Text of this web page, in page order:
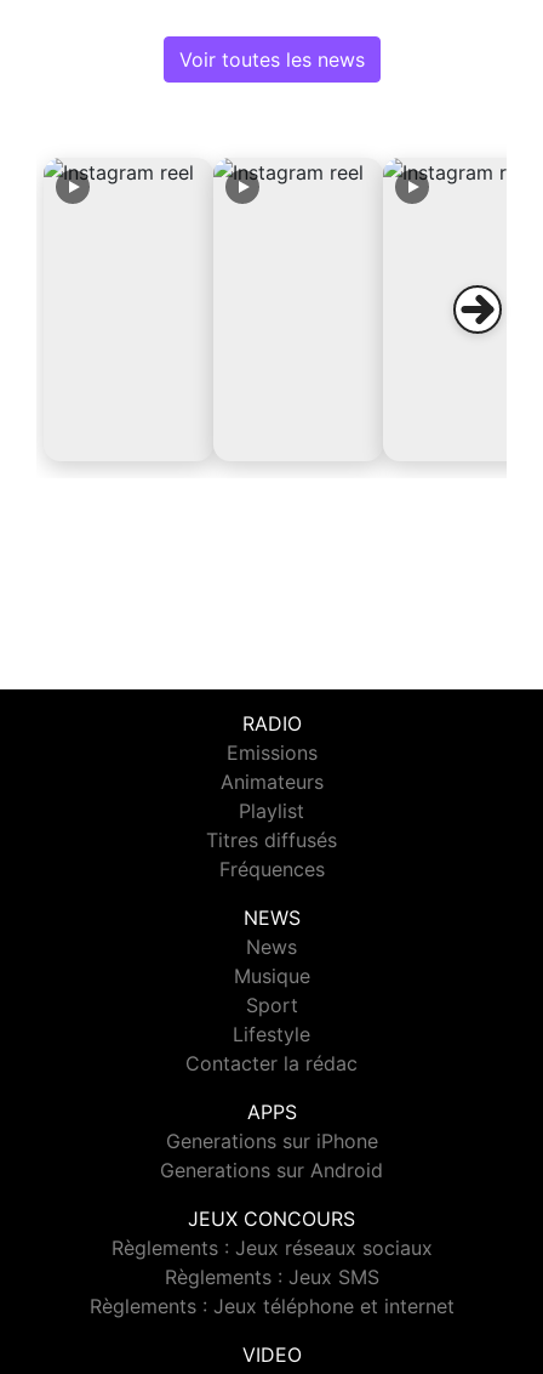
Voir toutes les news
RADIO
Emissions
Animateurs
Playlist
Titres diffusés
Fréquences
NEWS
News
Musique
Sport
Lifestyle
Contacter la rédac
APPS
Generations sur iPhone
Generations sur Android
JEUX CONCOURS
Règlements : Jeux réseaux sociaux
Règlements : Jeux SMS
Règlements : Jeux téléphone et internet
VIDEO